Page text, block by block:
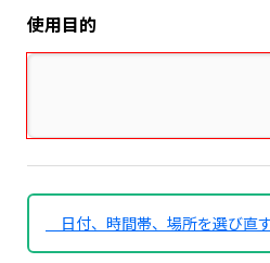
使用目的
日付、時間帯、場所を選び直